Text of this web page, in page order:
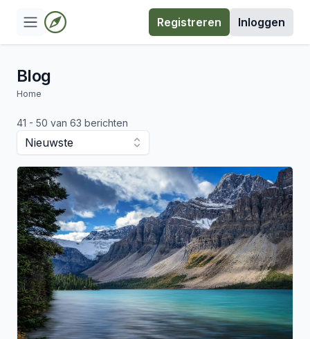
Registreren Inloggen
Blog
Home
41 - 50 van 63 berichten
Nieuwste